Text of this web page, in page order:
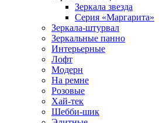
Зеркала звезда
Серия «Маргарита»
Зеркала-штурвал
Зеркальные панно
Интерьерные
Лофт
Модерн
На ремне
Розовые
Хай-тек
Шебби-шик